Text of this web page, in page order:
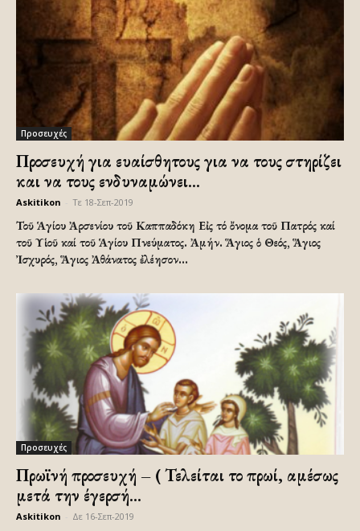
Προσευχές
Προσευχή για ευαίσθητους για να τους στηρίζει
και να τους ενδυναμώνει...
Askitikon Τε 18-Σεπ-2019
Τοῦ Ἁγίου Ἀρσενίου τοῦ Καππαδόκη Εἰς τό ὄνομα τοῦ Πατρός καί
τοῦ Υἱοῦ καί τοῦ Ἁγίου Πνεύματος. Ἀμήν. Ἅγιος ὁ Θεός, Ἅγιος
Ἰσχυρός, Ἅγιος Ἀθάνατος ἐλέησον...
Προσευχές
Πρωϊνή προσευχή – ( Τελείται το πρωί, αμέσως
μετά την έγερσή...
Askitikon Δε 16-Σεπ-2019